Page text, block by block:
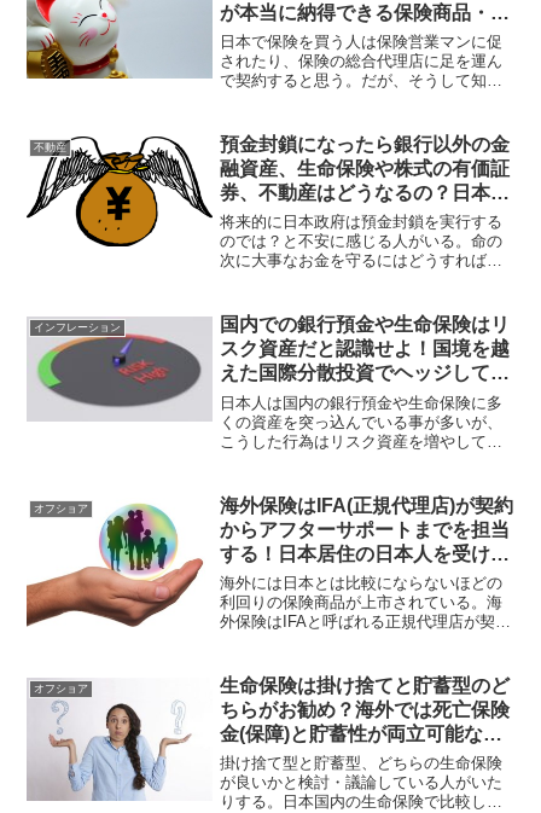
が本当に納得できる保険商品・金
融商品はあるでしょうか？
日本で保険を買う人は保険営業マンに促
されたり、保険の総合代理店に足を運ん
で契約すると思う。だが、そうして知っ
幸福の招き猫が良い方向に導いてくれる
ことだろう。
不動産
預金封鎖になったら銀行以外の金
融資産、生命保険や株式の有価証
券、不動産はどうなるの？日本国
内に余裕資金を置くのは危険で
は？
将来的に日本政府は預金封鎖を実行する
のでは？と不安に感じる人がいる。命の
次に大事なお金を守るにはどうすればよ
外の利回りのよい保険商品を活用して資
産移転・資産保全をすべきである。
インフレーション
国内での銀行預金や生命保険はリ
スク資産だと認識せよ！国境を越
えた国際分散投資でヘッジして資
産保全を行い資産価値を高めるべ
し！
日本人は国内の銀行預金や生命保険に多
くの資産を突っ込んでいる事が多いが、
こうした行為はリスク資産を増やしてい
レ対応できないところにお金を置くべき
ではない。
オフショア
海外保険はIFA(正規代理店)が契約
からアフターサポートまでを担当
する！日本居住の日本人を受け入
れている保険会社や商品プランと
は？
海外には日本とは比較にならないほどの
利回りの保険商品が上市されている。海
外保険はIFAと呼ばれる正規代理店が契約
で多くの保険会社の取り扱いがあるIFAを
選定する事が重要ポイントと言える。
オフショア
生命保険は掛け捨てと貯蓄型のど
ちらがお勧め？海外では死亡保険
金(保障)と貯蓄性が両立可能な商
品プランがあり日本との金融格差
大！
掛け捨て型と貯蓄型、どちらの生命保険
が良いかと検討・議論している人がいた
りする。日本国内の生命保険で比較して